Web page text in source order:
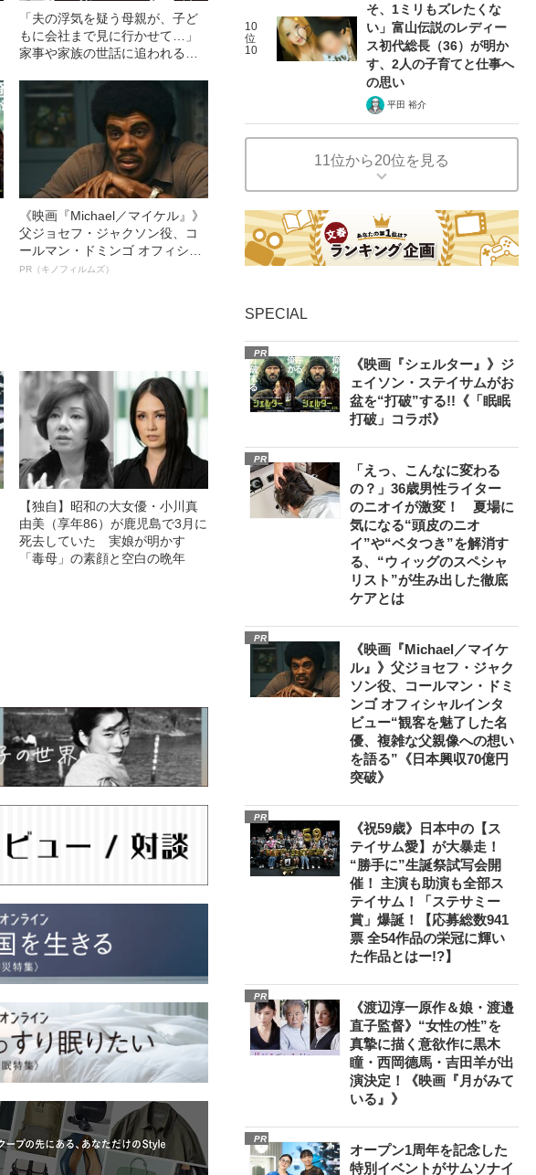
「夫の浮気を疑う母親が、子ど
もに会社まで見に行かせて…」
家事や家族の世話に追われる、
態”――2022年BEST5
《映画『Michael／マイケル』》
父ジョセフ・ジャクソン役、コ
ールマン・ドミンゴ オフィシャ
ルインタビュー“観客を魅了した
PR（キノフィルムズ）
【独自】昭和の大女優・小川真
由美（享年86）が鹿児島で3月に
死去していた 実娘が明かす
「毒母」の素顔と空白の晩年
10
位
10
そ、1ミリもズレたくな
い」富山伝説のレディー
ス初代総長（36）が明か
す、2人の子育てと仕事へ
の思い
平田 裕介
11位から20位を見る
SPECIAL
PR
《映画『シェルター』》ジ
ェイソン・ステイサムがお
盆を“打破”する!!《「眠眠
打破」コラボ》
PR
「えっ、こんなに変わる
の？」36歳男性ライター
のニオイが激変！ 夏場に
気になる“頭皮のニオ
イ”や“ベタつき”を解消す
る、“ウィッグのスペシャ
リスト”が生み出した徹底
ケアとは
PR
《映画『Michael／マイケ
ル』》父ジョセフ・ジャク
ソン役、コールマン・ドミ
ンゴ オフィシャルインタ
ビュー“観客を魅了した名
優、複雑な父親像への想い
を語る”《日本興収70億円
突破》
PR
《祝59歳》日本中の【ス
テイサム愛】が大暴走！
“勝手に”生誕祭試写会開
催！ 主演も助演も全部ス
テイサム！「ステサミー
賞」爆誕！【応募総数941
票 全54作品の栄冠に輝い
た作品とはー!?】
PR
《渡辺淳一原作＆娘・渡邉
直子監督》“女性の性”を
真摯に描く意欲作に黒木
瞳・西岡德馬・吉田羊が出
演決定！《映画『月がみて
いる』》
PR
オープン1周年を記念した
特別イベントがサムソナイ